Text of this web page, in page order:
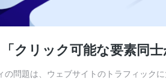
「クリック可能な要素同
の問題は、ウェブサイトのトラフィック